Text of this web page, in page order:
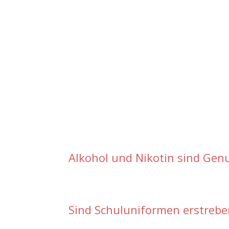
Alkohol und Nikotin sind
Sind Schuluniformen